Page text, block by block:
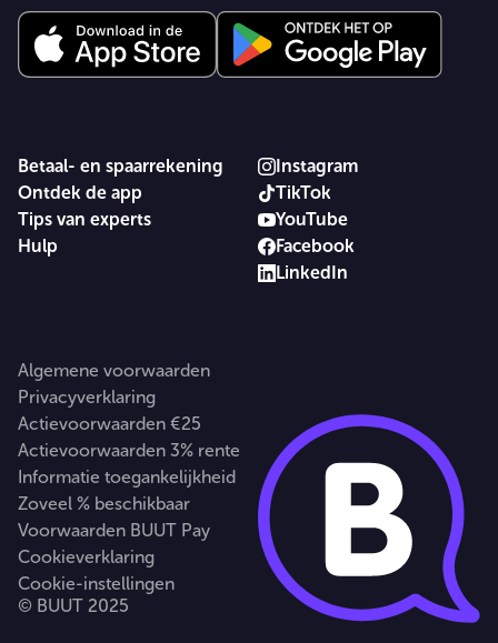
Betaal- en spaarrekening
Ontdek de app
Tips van experts
Hulp
Instagram
TikTok
YouTube
Facebook
LinkedIn
Algemene voorwaarden
Privacyverklaring
Actievoorwaarden €25
Actievoorwaarden 3% rente
Informatie toegankelijkheid
Zoveel % beschikbaar
Voorwaarden BUUT Pay
Cookieverklaring
Cookie-instellingen
© BUUT 2025